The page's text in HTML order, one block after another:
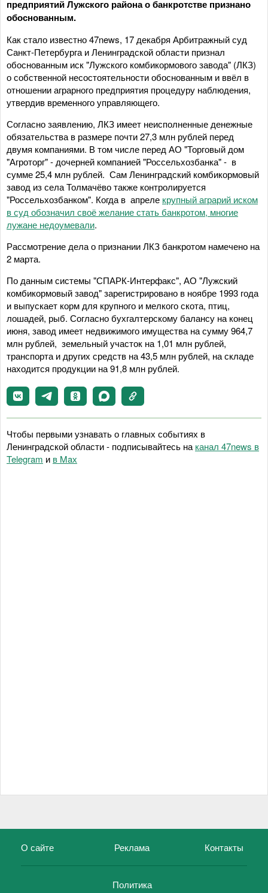
предприятий Лужского района о банкротстве признано
обоснованным.
Как стало известно 47news, 17 декабря Арбитражный суд
Санкт-Петербурга и Ленинградской области признал
обоснованным иск "Лужского комбикормового завода" (ЛКЗ)
о собственной несостоятельности обоснованным и ввёл в
отношении аграрного предприятия процедуру наблюдения,
утвердив временного управляющего.
Согласно заявлению, ЛКЗ имеет неисполненные денежные
обязательства в размере почти 27,3 млн рублей перед
двумя компаниями. В том числе перед АО "Торговый дом
"Агроторг" - дочерней компанией "Россельхозбанка" - в
сумме 25,4 млн рублей. Сам Ленинградский комбикормовый
завод из села Толмачёво также контролируется
"Россельхозбанком". Когда в апреле крупный аграрий иском
в суд обозначил своё желание стать банкротом, многие
лужане недоумевали.
Рассмотрение дела о признании ЛКЗ банкротом намечено на
2 марта.
По данным системы "СПАРК-Интерфакс", АО "Лужский
комбикормовый завод" зарегистрировано в ноябре 1993 года
и выпускает корм для крупного и мелкого скота, птиц,
лошадей, рыб. Согласно бухгалтерскому балансу на конец
июня, завод имеет недвижимого имущества на сумму 964,7
млн рублей, земельный участок на 1,01 млн рублей,
транспорта и других средств на 43,5 млн рублей, на складе
находится продукции на 91,8 млн рублей.
Чтобы первыми узнавать о главных событиях в
Ленинградской области - подписывайтесь на канал 47news в
Telegram и в Maх
О сайте Реклама Контакты
Политика